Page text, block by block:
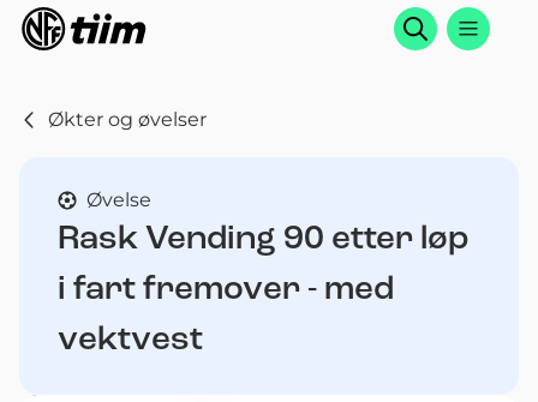
Søk
Økter og øvelser
Øvelse
Rask Vending 90 etter løp
i fart fremover - med
vektvest